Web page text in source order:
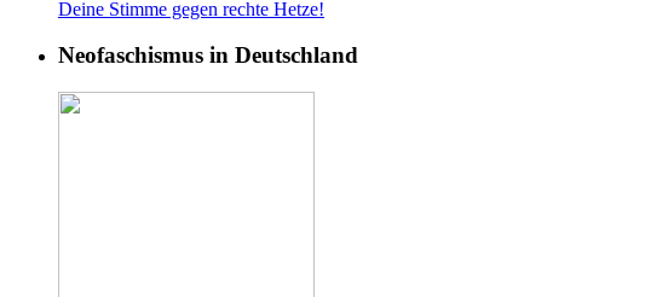
Deine Stimme gegen rechte Hetze!
Neofaschismus in Deutschland